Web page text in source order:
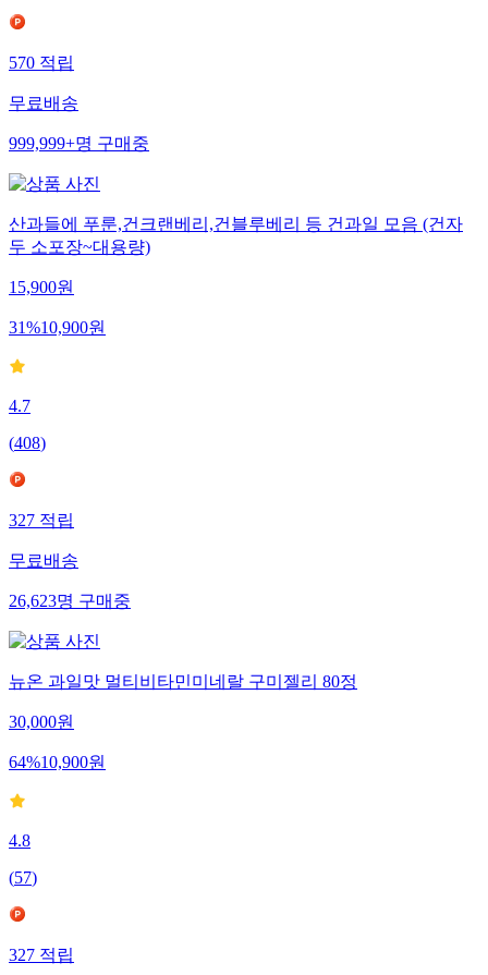
570 적립
무료배송
999,999+명 구매중
산과들에 푸룬,건크랜베리,건블루베리 등 건과일 모음 (건자
두 소포장~대용량)
15,900원
31%10,900원
4.7
(408)
327 적립
무료배송
26,623명 구매중
뉴온 과일맛 멀티비타민미네랄 구미젤리 80정
30,000원
64%10,900원
4.8
(57)
327 적립